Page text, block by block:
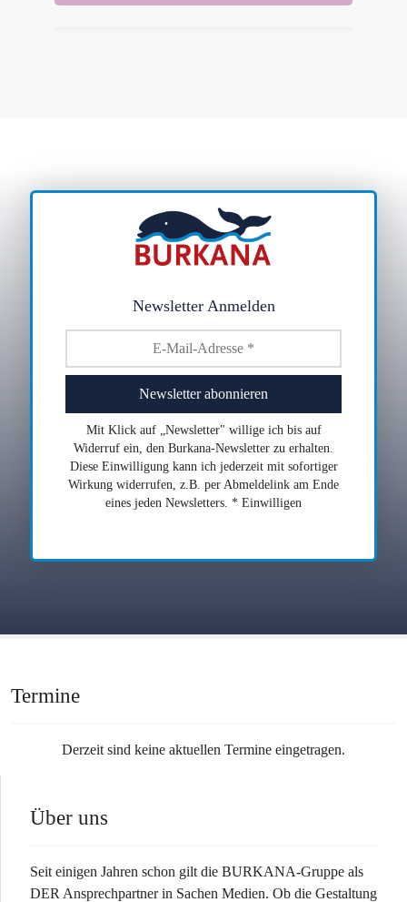
Newsletter Anmelden
Mit Klick auf „Newsletter" willige ich bis auf
Widerruf ein, den Burkana-Newsletter zu erhalten.
Diese Einwilligung kann ich jederzeit mit sofortiger
Wirkung widerrufen, z.B. per Abmeldelink am Ende
eines jeden Newsletters. * Einwilligen
Termine
Derzeit sind keine aktuellen Termine eingetragen.
Über uns
Seit einigen Jahren schon gilt die BURKANA-Gruppe als
DER Ansprechpartner in Sachen Medien. Ob die Gestaltung